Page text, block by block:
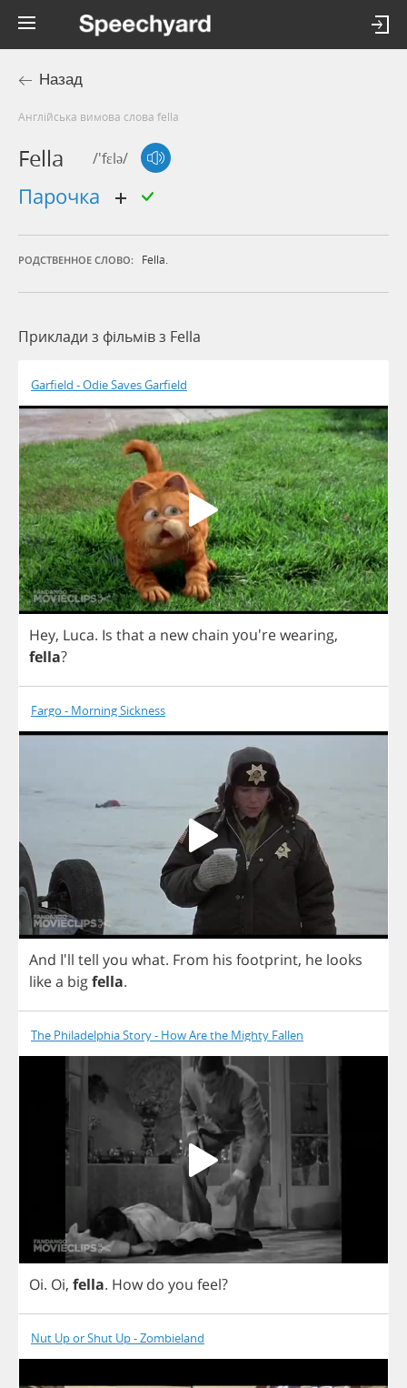
Назад
Англійська вимова слова fella
Fella /'fɛlə/
парочка
РОДСТВЕННОЕ СЛОВО: Fella.
Приклади з фільмів з Fella
Garfield - Odie Saves Garfield
Hey, Luca. Is thata new chain you'rewearing,
fella?
Fargo - Morning Sickness
And I'll tell you what. From his footprint, he looks
likea bigfella.
The Philadelphia Story - How Are the Mighty Fallen
Oi. Oi, fella. How do you feel?
Nut Up or Shut Up - Zombieland